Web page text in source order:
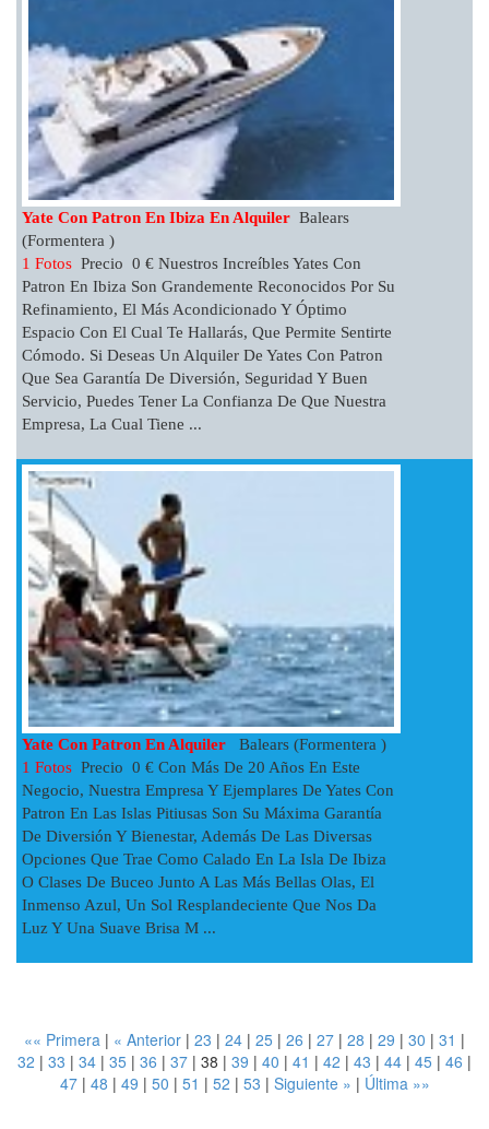
Yate Con Patron En Ibiza En Alquiler Balears
(Formentera )
1 Fotos Precio 0 € Nuestros Increíbles Yates Con
Patron En Ibiza Son Grandemente Reconocidos Por Su
Refinamiento, El Más Acondicionado Y Óptimo
Espacio Con El Cual Te Hallarás, Que Permite Sentirte
Cómodo. Si Deseas Un Alquiler De Yates Con Patron
Que Sea Garantía De Diversión, Seguridad Y Buen
Servicio, Puedes Tener La Confianza De Que Nuestra
Empresa, La Cual Tiene ...
Yate Con Patron En Alquiler
Balears (Formentera )
1 Fotos Precio 0 € Con Más De 20 Años En Este
Negocio, Nuestra Empresa Y Ejemplares De Yates Con
Patron En Las Islas Pitiusas Son Su Máxima Garantía
De Diversión Y Bienestar, Además De Las Diversas
Opciones Que Trae Como Calado En La Isla De Ibiza
O Clases De Buceo Junto A Las Más Bellas Olas, El
Inmenso Azul, Un Sol Resplandeciente Que Nos Da
Luz Y Una Suave Brisa M ...
«« Primera | « Anterior | 23 | 24 | 25 | 26 | 27 | 28 | 29 | 30 | 31 |
32 | 33 | 34 | 35 | 36 | 37 | 38 | 39 | 40 | 41 | 42 | 43 | 44 | 45 | 46 |
47| 48 | 49 | 50 | 51 | 52 | 53 | Siguiente » | Última »»